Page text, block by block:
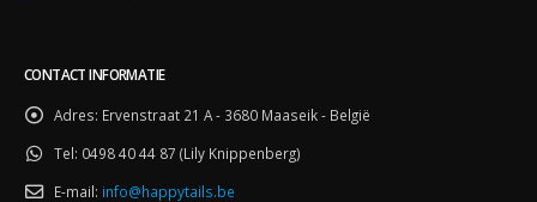
CONTACT INFORMATIE
Adres: Ervenstraat 21 A - 3680 Maaseik - België
Tel: 0498 40 44 87 (Lily Knippenberg)
E-mail: info@happytails.be